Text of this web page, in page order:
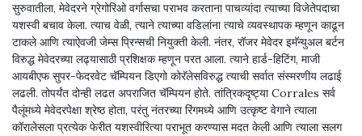
सुरुवातीला, मेवेदरने ग्रेगोरिओ वर्गासचा पराभव करताना पाचव्यांदा त्याच्या विजेतेपदाचा
यशस्वी बचाव केला. त्याच वेळी, त्याने त्याच्या वडिलांना त्याचे व्यवस्थापक म्हणून काढून
टाकले आणि त्याऐवजी जेम्स प्रिन्सची नियुक्ती केली. नंतर, रॉजर मेवेदर इमॅन्युअल बर्टन
विरुद्ध मेवेदरच्या लढ्यासाठी प्रशिक्षक म्हणून परत आला. त्याने हार्ड-हिटिंग, माजी
आयबीएफ सुपर-फेदरवेट चॅम्पियन डिएगो कोरॅलेसविरुद्ध त्याची सर्वात संस्मरणीय लढाई
लढली. तोपर्यंत दोन्ही लढत अपराजित चॅम्पियन होते. तांत्रिकदृष्ट्या Corrales सर्व
पैलूंमध्ये मेवेदरपेक्षा श्रेष्ठ होता, परंतु नंतरच्या रिंगमध्ये आणि उत्कृष्ट वेगाने त्याला
कॉरालेसला प्रत्येक फेरीत यशस्वीरित्या पराभूत करण्यास मदत केली आणि त्याला सलग